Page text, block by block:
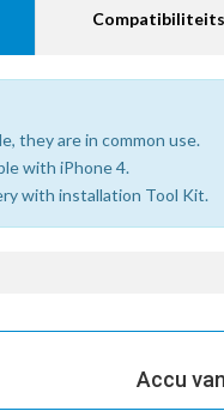
they are in common use.
with iPhone 4.
with installation Tool Kit.
Accu